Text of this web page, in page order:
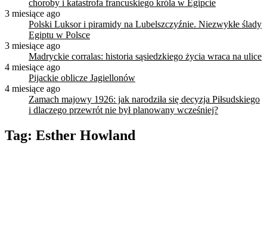
choroby i katastrofa francuskiego króla w Egipcie
3 miesiące ago
Polski Luksor i piramidy na Lubelszczyźnie. Niezwykłe ślady
Egiptu w Polsce
3 miesiące ago
Madryckie corralas: historia sąsiedzkiego życia wraca na ulice
4 miesiące ago
Pijackie oblicze Jagiellonów
4 miesiące ago
Zamach majowy 1926: jak narodziła się decyzja Piłsudskiego
i dlaczego przewrót nie był planowany wcześniej?
Tag: Esther Howland